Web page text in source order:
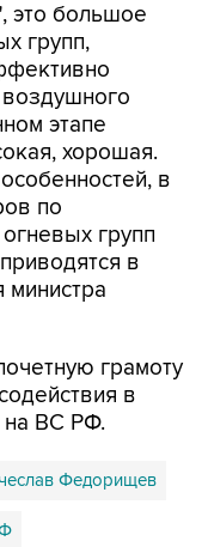
это большое
групп,
этапе
хорошая.
в
по
групп
в
министра
грамоту
в
на ВС РФ.
Федорищев